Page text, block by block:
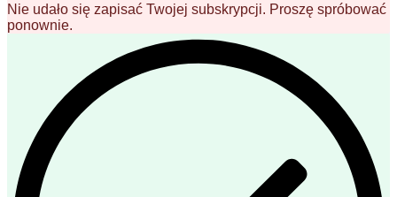
Nie udało się zapisać Twojej subskrypcji. Proszę spróbować
ponownie.